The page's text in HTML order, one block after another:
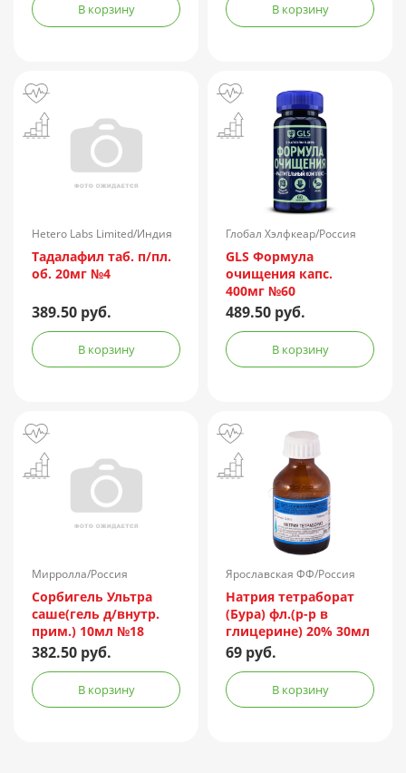
В корзину В корзину
Hetero Labs Limited/Индия
Тадалафил таб. п/пл.
об. 20мг №4
389.50 руб.
В корзину
Глобал Хэлфкеар/Россия
GLS Формула
очищения капс.
400мг №60
489.50 руб.
В корзину
Мирролла/Россия
Сорбигель Ультра
саше(гель д/внутр.
прим.) 10мл №18
382.50 руб.
В корзину
Ярославская ФФ/Россия
Натрия тетраборат
(Бура) фл.(р-р в
глицерине) 20% 30мл
69 руб.
В корзину